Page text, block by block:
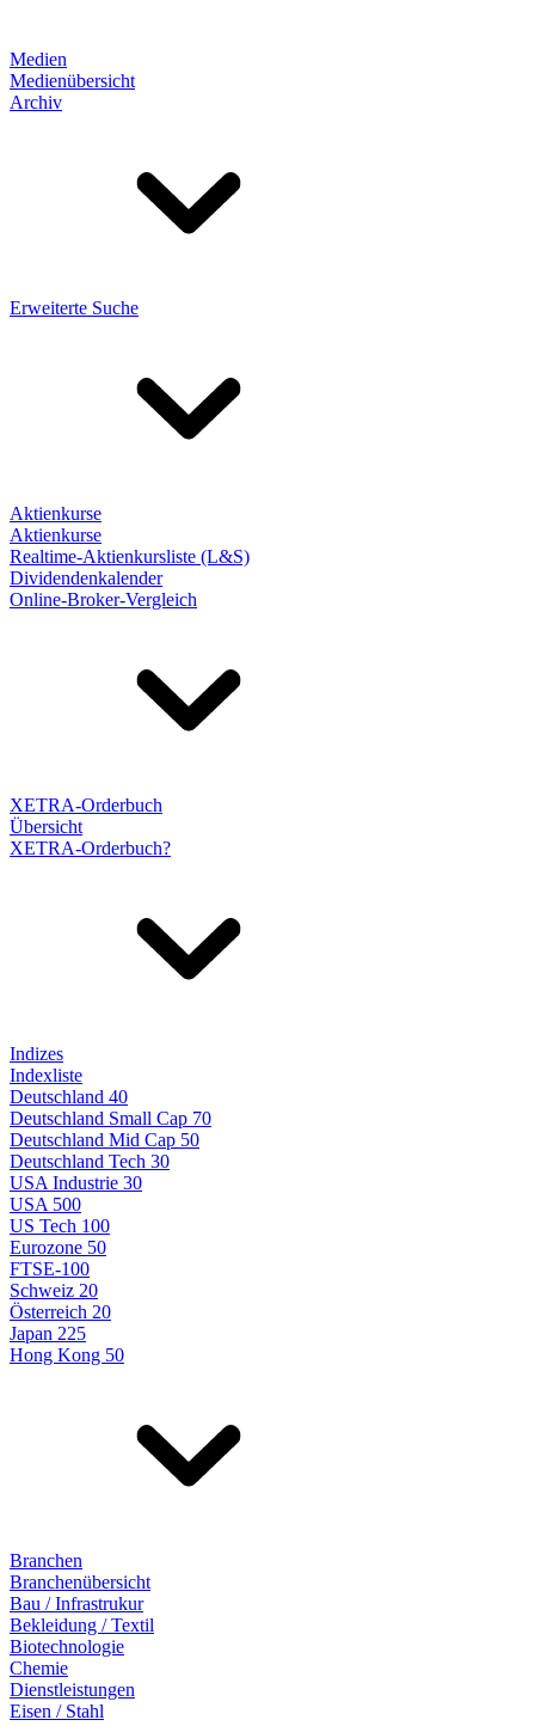
Medien
Medienübersicht
Archiv
Erweiterte Suche
Aktienkurse
Aktienkurse
Realtime-Aktienkursliste (L&S)
Dividendenkalender
Online-Broker-Vergleich
XETRA-Orderbuch
Übersicht
XETRA-Orderbuch?
Indizes
Indexliste
Deutschland 40
Deutschland Small Cap 70
Deutschland Mid Cap 50
Deutschland Tech 30
USA Industrie 30
USA 500
US Tech 100
Eurozone 50
FTSE-100
Schweiz 20
Österreich 20
Japan 225
Hong Kong 50
Branchen
Branchenübersicht
Bau / Infrastrukur
Bekleidung / Textil
Biotechnologie
Chemie
Dienstleistungen
Eisen / Stahl